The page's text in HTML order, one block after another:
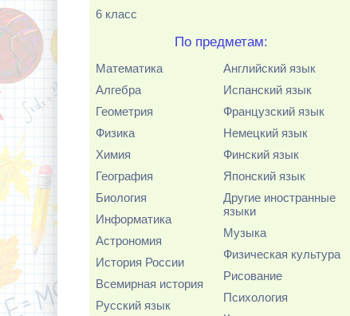
6 класс
По предметам:
Математика
Алгебра
Геометрия
Физика
Химия
География
Биология
Информатика
Астрономия
История России
Всемирная история
Русский язык
Английский язык
Испанский язык
Французский язык
Немецкий язык
Финский язык
Японский язык
Другие иностранные
языки
Музыка
Физическая культура
Рисование
Психология